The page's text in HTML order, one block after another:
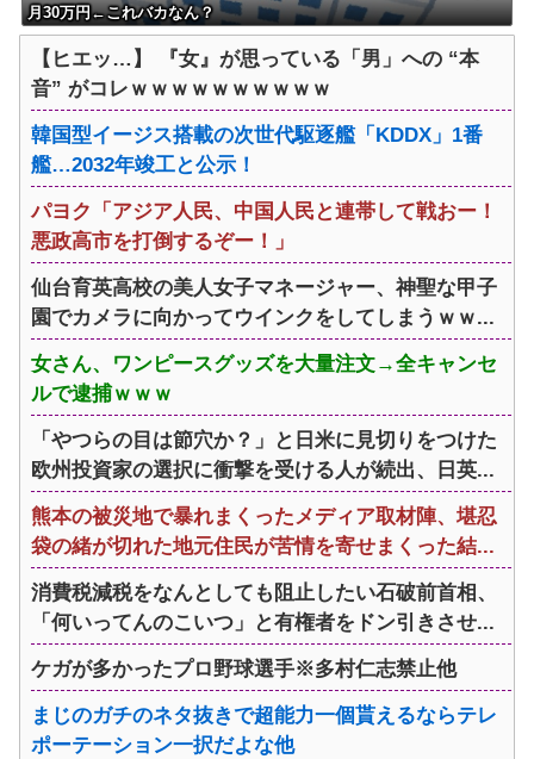
月30万円←これバカなん？
【ヒエッ…】 『女』が思っている「男」への “本
音” がコレｗｗｗｗｗｗｗｗｗｗ
韓国型イージス搭載の次世代駆逐艦「KDDX」1番
艦…2032年竣工と公示！
パヨク「アジア人民、中国人民と連帯して戦おー！
悪政高市を打倒するぞー！」
仙台育英高校の美人女子マネージャー、神聖な甲子
園でカメラに向かってウインクをしてしまうｗｗ...
女さん、ワンピースグッズを大量注文→全キャンセ
ルで逮捕ｗｗｗ
「やつらの目は節穴か？」と日米に見切りをつけた
欧州投資家の選択に衝撃を受ける人が続出、日英...
熊本の被災地で暴れまくったメディア取材陣、堪忍
袋の緒が切れた地元住民が苦情を寄せまくった結...
消費税減税をなんとしても阻止したい石破前首相、
「何いってんのこいつ」と有権者をドン引きさせ...
ケガが多かったプロ野球選手※多村仁志禁止他
まじのガチのネタ抜きで超能力一個貰えるならテレ
ポーテーション一択だよな他